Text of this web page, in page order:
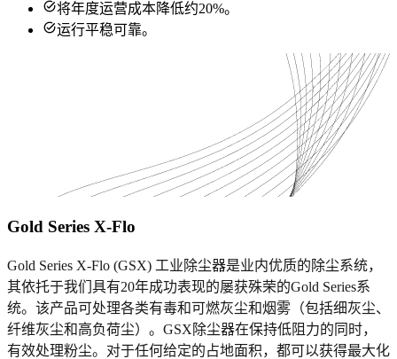
将年度运营成本降低约20%。
运行平稳可靠。
Gold Series X-Flo
Gold Series X-Flo (GSX) 工业除尘器是业内优质的除尘系统，
其依托于我们具有20年成功表现的屡获殊荣的Gold Series系
统。该产品可处理各类有毒和可燃灰尘和烟雾（包括细灰尘、
纤维灰尘和高负荷尘）。GSX除尘器在保持低阻力的同时，
有效处理粉尘。对于任何给定的占地面积，都可以获得最大化